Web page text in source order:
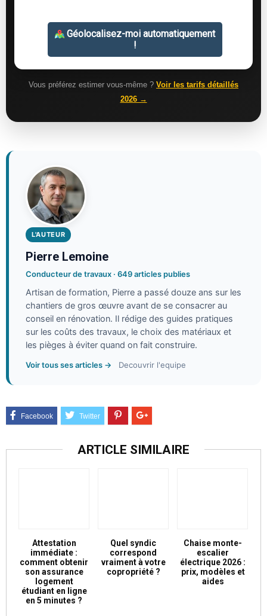
Vous préférez estimer vous-même ? Voir les tarifs détaillés
2026 →
L'AUTEUR
Pierre Lemoine
Conducteur de travaux · 649 articles publies
Artisan de formation, Pierre a passé douze ans sur les
chantiers de gros œuvre avant de se consacrer au
conseil en rénovation. Il rédige des guides pratiques
sur les coûts des travaux, le choix des matériaux et
les pièges à éviter quand on fait construire.
Voir tous ses articles → Decouvrir l'equipe
ARTICLE SIMILAIRE
Attestation
immédiate :
comment obtenir
son assurance
logement
étudiant en ligne
en 5 minutes ?
Quel syndic
correspond
vraiment à votre
copropriété ?
Chaise monte-
escalier
électrique 2026 :
prix, modèles et
aides